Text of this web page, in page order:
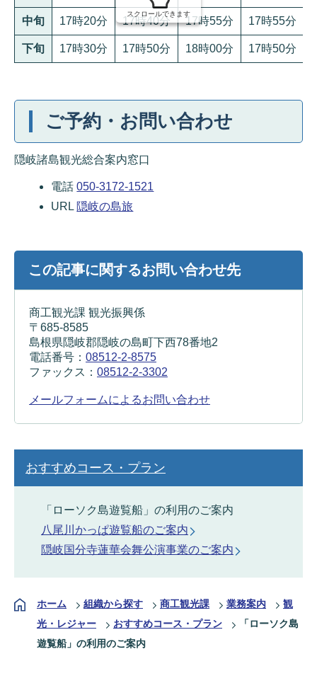
中旬 17時20分 17時40分 17時55分 17時55分
下旬 17時30分 17時50分 18時00分 17時50分
スクロールできます
ご予約・お問い合わせ
隠岐諸島観光総合案内窓口
電話050-3172-1521
URL 隠岐の島旅
この記事に関するお問い合わせ先
商工観光課 観光振興係
〒685-8585
島根県隠岐郡隠岐の島町下西78番地2
電話番号： 08512-2-8575
ファックス： 08512-2-3302
メールフォームによるお問い合わせ
おすすめコース・プラン
「ローソク島遊覧船」の利用のご案内
八尾川かっぱ遊覧船のご案内
隠岐国分寺蓮華会舞公演事業のご案内
ホーム 組織から探す 商工観光課 業務案内
観
光・レジャー
おすすめコース・プラン
「ローソク島
遊覧船」の利用のご案内